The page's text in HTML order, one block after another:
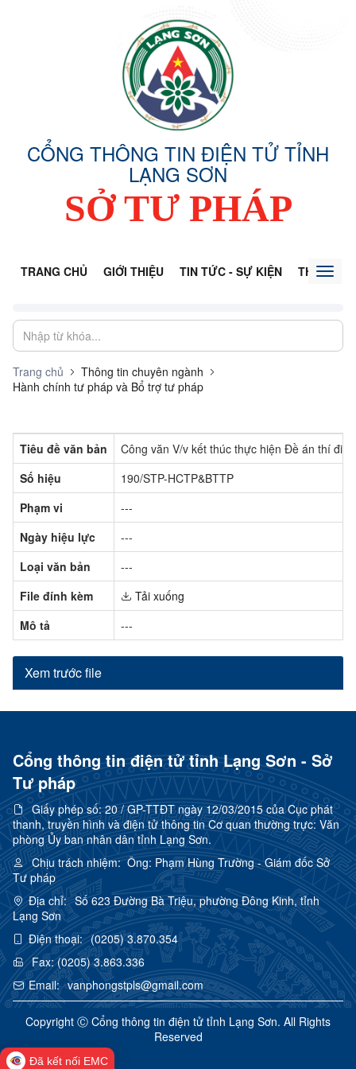
CỔNG THÔNG TIN ĐIỆN TỬ TỈNH
LẠNG SƠN
SỞ TƯ PHÁP
TRANG CHỦ GIỚI THIỆU TIN TỨC - SỰ KIỆN THÔNG
Trang chủ
Thông tin chuyên ngành
Hành chính tư pháp và Bổ trợ tư pháp
Tiêu đề văn bản
Công văn V/v kết thúc thực hiện Đề án thí
Số hiệu
190/STP-HCTP&BTTP
Phạm vi
---
Ngày hiệu lực
---
Loại văn bản
---
File đính kèm
Tải xuống
Mô tả
---
Xem trước file
Cổng thông tin điện tử tỉnh Lạng Sơn - Sở
Tư pháp
Giấy phép số:20 / GP-TTĐT ngày 12/03/2015 của Cục phát
thanh, truyền hình và điện tử thông tin Cơ quan thường trực: Văn
phòng Ủy ban nhân dân tỉnh Lạng Sơn.
Chịu trách nhiệm:Ông: Phạm Hùng Trường - Giám đốc Sở
Tư pháp
Địa chỉ: Số 623 Đường Bà Triệu, phường Đông Kinh, tỉnh
Lạng Sơn
Điện thoại: (0205) 3.870.354
Fax:(0205) 3.863.336
Email: vanphongstpls@gmail.com
Copyright Ⓒ Cổng thông tin điện tử tỉnh Lạng Sơn. All Rights
Reserved
Đã kết nối EMC